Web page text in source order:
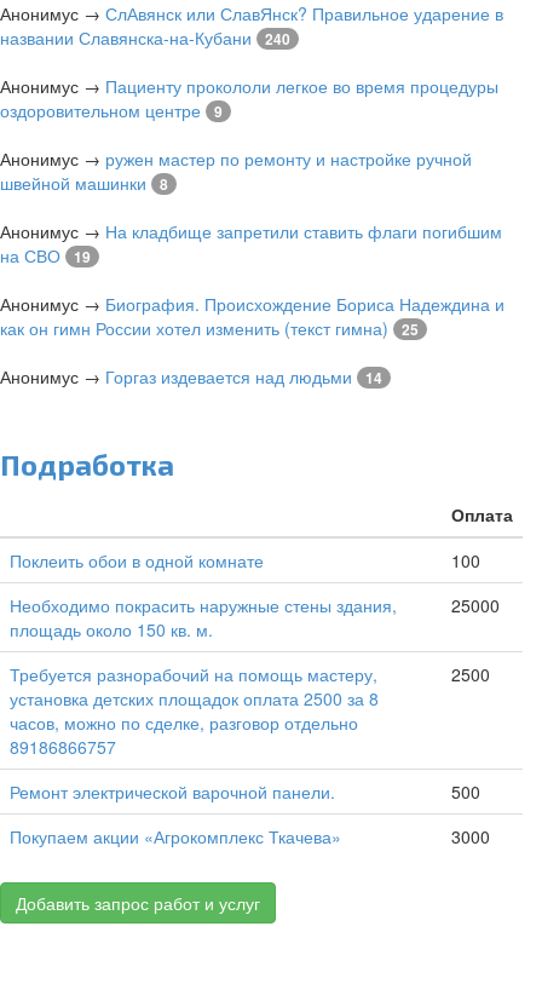
Анонимус → СлАвянск или СлавЯнск? Правильное ударение в
названии Славянска-на-Кубани
240
Анонимус → Пациенту прокололи легкое во время процедуры
оздоровительном центре
9
Анонимус → ружен мастер по ремонту и настройке ручной
швейной машинки
8
Анонимус → На кладбище запретили ставить флаги погибшим
на СВО
19
Анонимус → Биография. Происхождение Бориса Надеждина и
как он гимн России хотел изменить (текст гимна)
25
Анонимус → Горгаз издевается над людьми 14
Подработка
Оплата
Поклеить обои в одной комнате
100
Необходимо покрасить наружные стены здания,
площадь около 150 кв. м.
25000
Требуется разнорабочий на помощь мастеру,
установка детских площадок оплата 2500 за 8
часов, можно по сделке, разговор отдельно
89186866757
2500
Ремонт электрической варочной панели.
500
Покупаем акции «Агрокомплекс Ткачева»
3000
Добавить запрос работ и услуг